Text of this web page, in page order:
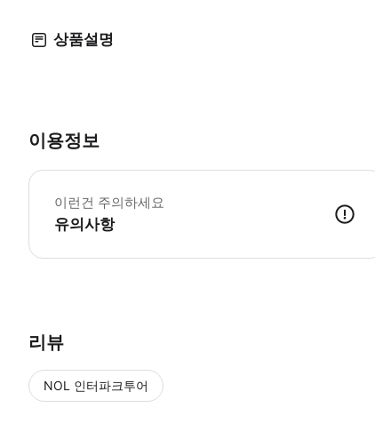
상품설명
이용정보
이런건 주의하세요
유의사항
리뷰
NOL 인터파크투어